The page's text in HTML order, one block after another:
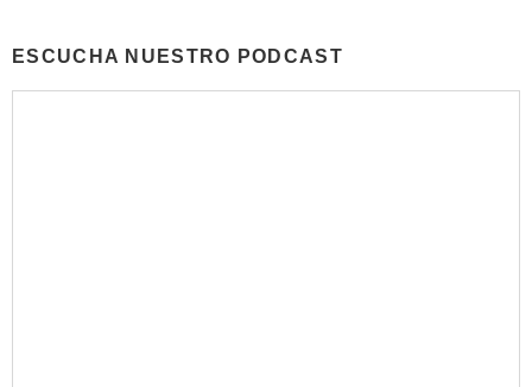
ESCUCHA NUESTRO PODCAST